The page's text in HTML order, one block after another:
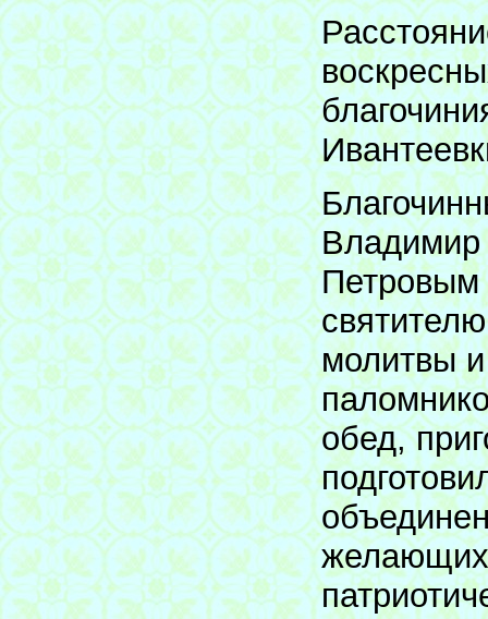
Владимир
Петровым
молитвы
обед,
желающих